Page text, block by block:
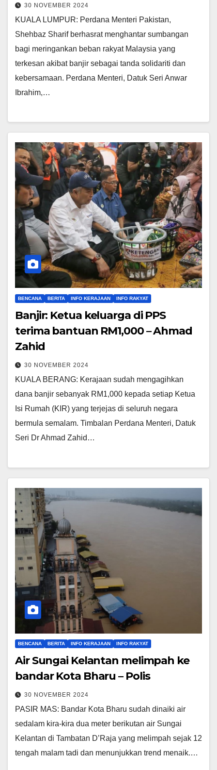
30 NOVEMBER 2024
KUALA LUMPUR: Perdana Menteri Pakistan,
Shehbaz Sharif berhasrat menghantar sumbangan
bagi meringankan beban rakyat Malaysia yang
terkesan akibat banjir sebagai tanda solidariti dan
kebersamaan. Perdana Menteri, Datuk Seri Anwar
Ibrahim,…
BENCANA BERITA INFO KERAJAAN INFO RAKYAT
Banjir: Ketua keluarga di PPS
terima bantuan RM1,000 – Ahmad
Zahid
30 NOVEMBER 2024
KUALA BERANG: Kerajaan sudah mengagihkan
dana banjir sebanyak RM1,000 kepada setiap Ketua
Isi Rumah (KIR) yang terjejas di seluruh negara
bermula semalam. Timbalan Perdana Menteri, Datuk
Seri Dr Ahmad Zahid…
BENCANA BERITA INFO KERAJAAN INFO RAKYAT
Air Sungai Kelantan melimpah ke
bandar Kota Bharu – Polis
30 NOVEMBER 2024
PASIR MAS: Bandar Kota Bharu sudah dinaiki air
sedalam kira-kira dua meter berikutan air Sungai
Kelantan di Tambatan D’Raja yang melimpah sejak 12
tengah malam tadi dan menunjukkan trend menaik.…